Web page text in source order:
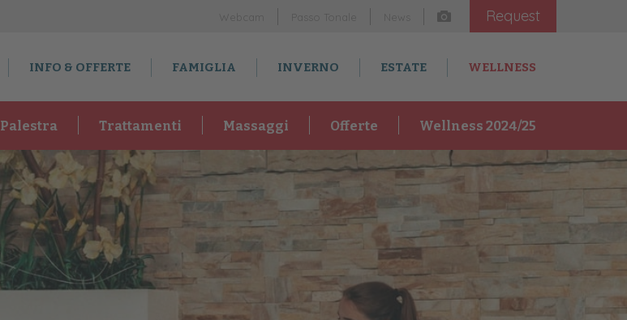
Request
Webcam Passo Tonale News
INFO & OFFERTE FAMIGLIA INVERNO ESTATE WELLNESS
Palestra Trattamenti Massaggi Offerte Wellness 2024/25